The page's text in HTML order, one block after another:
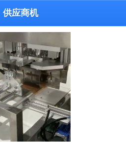
供应商机